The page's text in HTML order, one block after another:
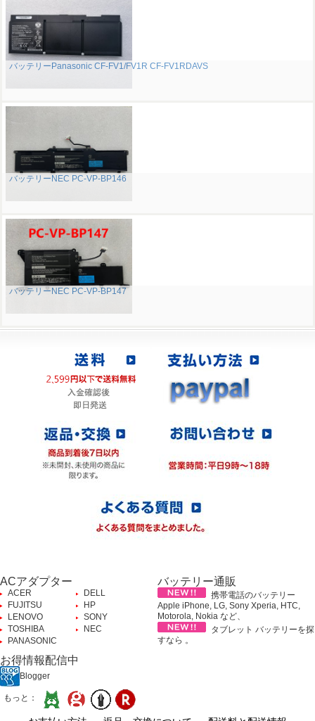
バッテリーPanasonic CF-FV1/FV1R CF-FV1RDAVS
バッテリーNEC PC-VP-BP146
バッテリーNEC PC-VP-BP147
ACアダプター
ACER
DELL
FUJITSU
HP
LENOVO
SONY
TOSHIBA
NEC
PANASONIC
バッテリー通販
携帯電話のバッテリー
Apple iPhone, LG, Sony Xperia, HTC,
Motorola, Nokia など、
タブレット バッテリーを探
すなら 。
お得情報配信中
Blogger
もっと：